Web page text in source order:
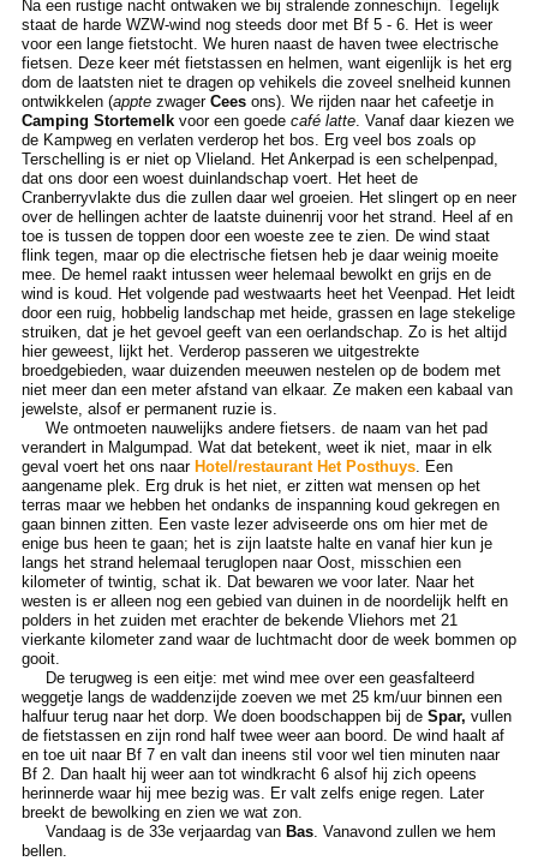
Na een rustige nacht ontwaken we bij stralende zonneschijn. Tegelijk
staat de harde WZW-wind nog steeds door met Bf 5 - 6. Het is weer
voor een lange fietstocht. We huren naast de haven twee electrische
fietsen. Deze keer mét fietstassen en helmen, want eigenlijk is het erg
dom de laatsten niet te dragen op vehikels die zoveel snelheid kunnen
ontwikkelen (apptezwager Ceesons). We rijden naar het cafeetje in
Camping Stortemelkvoor een goede café latte. Vanaf daar kiezen we
de Kampweg en verlaten verderop het bos. Erg veel bos zoals op
Terschelling is er niet op Vlieland. Het Ankerpad is een schelpenpad,
dat ons door een woest duinlandschap voert. Het heet de
Cranberryvlakte dus die zullen daar wel groeien. Het slingert op en neer
over de hellingen achter de laatste duinenrij voor het strand. Heel af en
toe is tussen de toppen door een woeste zee te zien. De wind staat
flink tegen, maar op die electrische fietsen heb je daar weinig moeite
mee. De hemel raakt intussen weer helemaal bewolkt en grijs en de
wind is koud. Het volgende pad westwaarts heet het Veenpad. Het leidt
door een ruig, hobbelig landschap met heide, grassen en lage stekelige
struiken, dat je het gevoel geeft van een oerlandschap. Zo is het altijd
hier geweest, lijkt het. Verderop passeren we uitgestrekte
broedgebieden, waar duizenden meeuwen nestelen op de bodem met
niet meer dan een meter afstand van elkaar. Ze maken een kabaal van
jewelste, alsof er permanent ruzie is.
We ontmoeten nauwelijks andere fietsers. de naam van het pad
verandert in Malgumpad. Wat dat betekent, weet ik niet, maar in elk
geval voert het ons naar Hotel/restaurant Het Posthuys. Een
aangename plek. Erg druk is het niet, er zitten wat mensen op het
terras maar we hebben het ondanks de inspanning koud gekregen en
gaan binnen zitten. Een vaste lezer adviseerde ons om hier met de
enige bus heen te gaan; het is zijn laatste halte en vanaf hier kun je
langs het strand helemaal teruglopen naar Oost, misschien een
kilometer of twintig, schat ik. Dat bewaren we voor later. Naar het
westen is er alleen nog een gebied van duinen in de noordelijk helft en
polders in het zuiden met erachter de bekende Vliehors met 21
vierkante kilometer zand waar de luchtmacht door de week bommen op
gooit.
De terugweg is een eitje: met wind mee over een geasfalteerd
weggetje langs de waddenzijde zoeven we met 25 km/uur binnen een
halfuur terug naar het dorp. We doen boodschappen bij de Spar, vullen
de fietstassen en zijn rond half twee weer aan boord. De wind haalt af
en toe uit naar Bf 7 en valt dan ineens stil voor wel tien minuten naar
Bf 2. Dan haalt hij weer aan tot windkracht 6 alsof hij zich opeens
herinnerde waar hij mee bezig was. Er valt zelfs enige regen. Later
breekt de bewolking en zien we wat zon.
Vandaag is de 33e verjaardag van Bas. Vanavond zullen we hem
bellen.